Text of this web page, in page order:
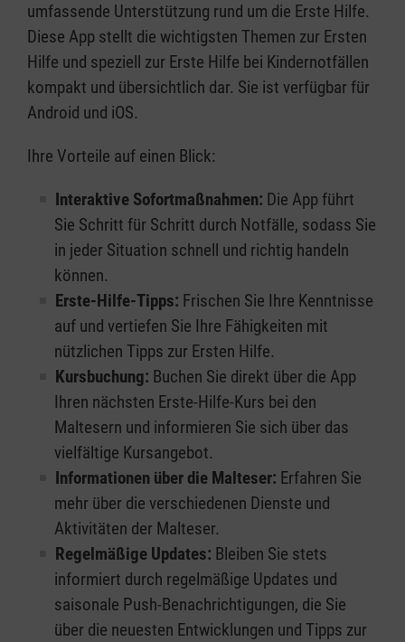
umfassende Unterstützung rund um die Erste Hilfe.
Diese App stellt die wichtigsten Themen zur Ersten
Hilfe und speziell zur Erste Hilfe bei Kindernotfällen
kompakt und übersichtlich dar. Sie ist verfügbar für
Android und iOS.
Ihre Vorteile auf einen Blick:
Interaktive Sofortmaßnahmen: Die App führt
Sie Schritt für Schritt durch Notfälle, sodass Sie
in jeder Situation schnell und richtig handeln
können.
Erste-Hilfe-Tipps: Frischen Sie Ihre Kenntnisse
auf und vertiefen Sie Ihre Fähigkeiten mit
nützlichen Tipps zur Ersten Hilfe.
Kursbuchung: Buchen Sie direkt über die App
Ihren nächsten Erste-Hilfe-Kurs bei den
Maltesern und informieren Sie sich über das
vielfältige Kursangebot.
Informationen über die Malteser: Erfahren Sie
mehr über die verschiedenen Dienste und
Aktivitäten der Malteser.
Regelmäßige Updates: Bleiben Sie stets
informiert durch regelmäßige Updates und
saisonale Push-Benachrichtigungen, die Sie
über die neuesten Entwicklungen und Tipps zur